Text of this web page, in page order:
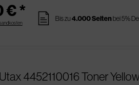
€ * pages Bis zu4.000 Seitenbei 5%
4452110016 Toner